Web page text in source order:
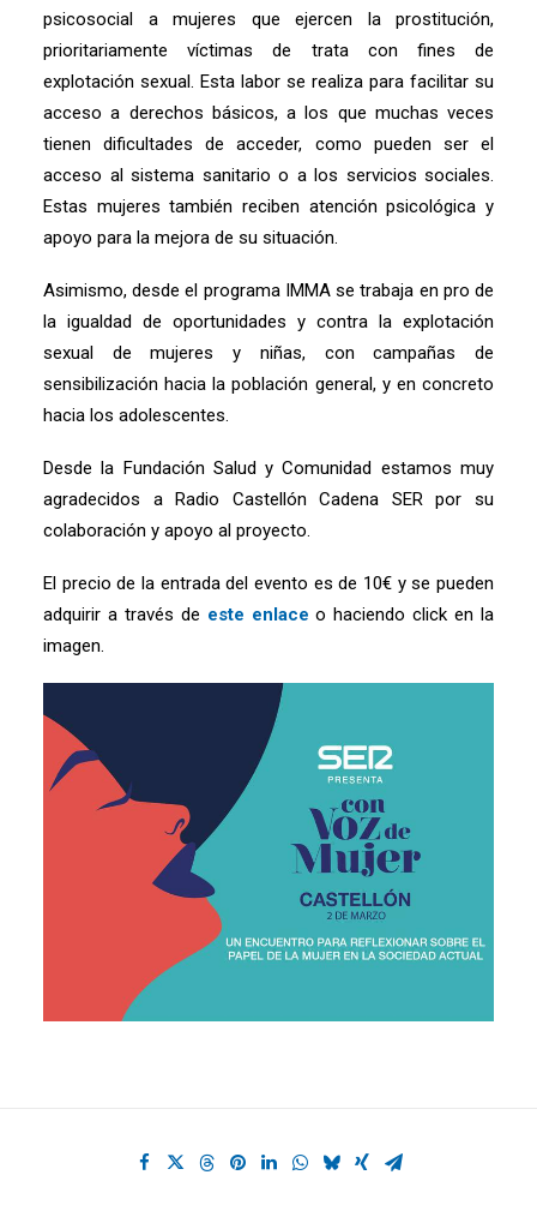
psicosocial a mujeres que ejercen la prostitución,
prioritariamente víctimas de trata con fines de
explotación sexual. Esta labor se realiza para facilitar su
acceso a derechos básicos, a los que muchas veces
tienen dificultades de acceder, como pueden ser el
acceso al sistema sanitario o a los servicios sociales.
Estas mujeres también reciben atención psicológica y
apoyo para la mejora de su situación.
Asimismo, desde el programa IMMA se trabaja en pro de
la igualdad de oportunidades y contra la explotación
sexual de mujeres y niñas, con campañas de
sensibilización hacia la población general, y en concreto
hacia los adolescentes.
Desde la Fundación Salud y Comunidad estamos muy
agradecidos a Radio Castellón Cadena SER por su
colaboración y apoyo al proyecto.
El precio de la entrada del evento es de 10€ y se pueden
adquirir a través de este enlaceo haciendo click en la
imagen.